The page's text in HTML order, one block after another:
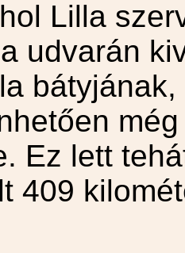
Lilla
udvarán
Ez lett
409